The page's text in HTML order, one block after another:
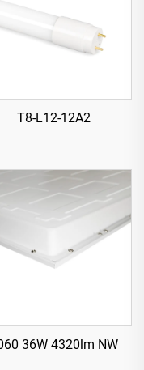
T8-L12-12A2
36W 4320lm NW